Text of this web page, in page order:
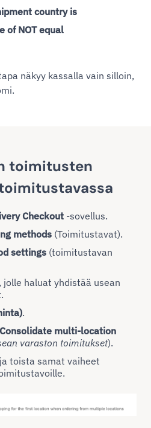
country is
of NOT equal
näkyy kassalla vain silloin,
toimitusten
Checkout -sovellus.
methods (Toimitustavat).
settings (toimitustavan
haluat yhdistää usean
.
multi-location
varaston toimitukset).
toista samat vaiheet